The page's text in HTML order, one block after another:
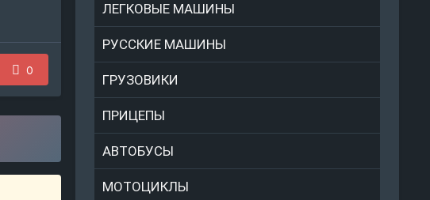
0
ЛЕГКОВЫЕ МАШИНЫ
РУССКИЕ МАШИНЫ
ГРУЗОВИКИ
ПРИЦЕПЫ
АВТОБУСЫ
МОТОЦИКЛЫ